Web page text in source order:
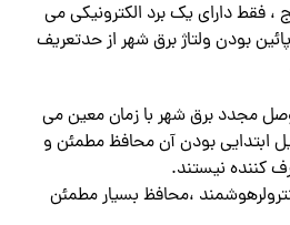
فقط دارای یک برد الکترونیکی می
بودن ولتاژ برق شهر از حدتعریف
مجدد برق شهر با زمان معین می
ابتدایی بودن آن محافظ مطمئن و
کننده نیستند.
،محافظ بسیار مطمئن